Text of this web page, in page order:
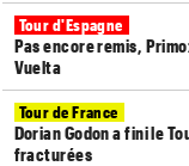
Tour d'Espagne
Pas encore remis,
Vuelta
Tour de France
Dorian Godon a fini le
fracturées